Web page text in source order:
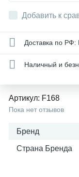
Добавить к
Доставка по РФ:
Наличный и
Артикул: F168
Пока нет отзывов
Бренд
Страна Бренда